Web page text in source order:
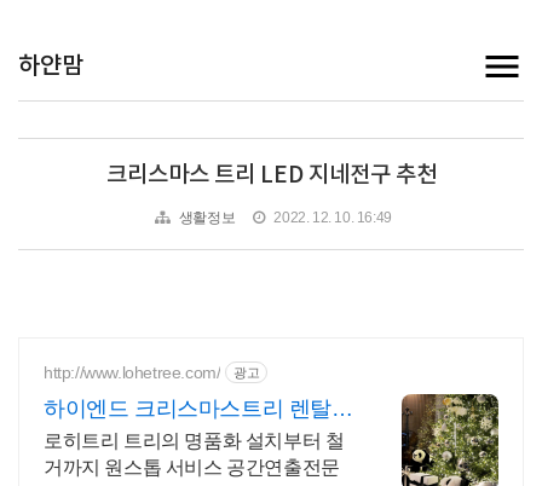
하얀맘
크리스마스 트리 LED 지네전구 추천
생활정보 2022. 12. 10. 16:49
http://www.lohetree.com/ 광고
하이엔드 크리스마스트리 렌탈
차별화된 퀄리티 트리
로히트리 트리의 명품화 설치부터 철
거까지 원스톱 서비스 공간연출전문